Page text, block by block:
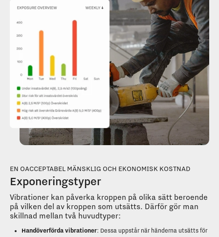
EN OACCEPTABEL MÄNSKLIG OCH EKONOMISK KOSTNAD
Exponeringstyper
Vibrationer kan påverka kroppen på olika sätt beroende
på vilken del av kroppen som utsätts. Därför gör man
skillnad mellan två huvudtyper:
Handöverförda vibrationer: Dessa uppstår när händerna utsätts för